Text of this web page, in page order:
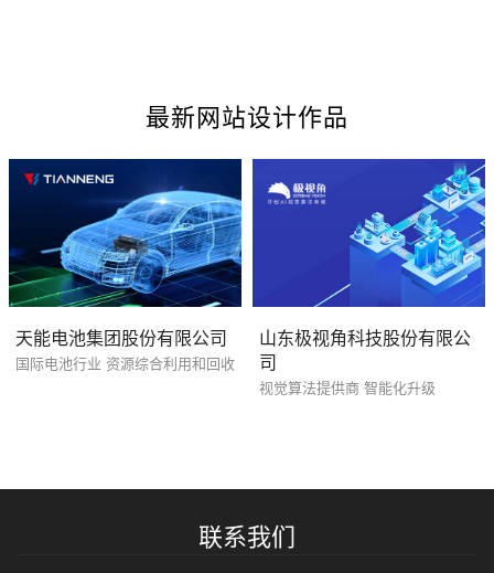
最新网站设计作品
天能电池集团股份有限公司
国际电池行业 资源综合利用和回收
山东极视角科技股份有限公
司
视觉算法提供商 智能化升级
联系我们
您的预算 3万-5万 5万-8万